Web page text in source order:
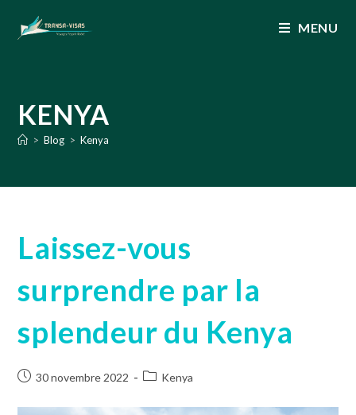
MENU
KENYA
> Blog > Kenya
Laissez-vous
surprendre par la
splendeur du Kenya
30 novembre 2022 Kenya